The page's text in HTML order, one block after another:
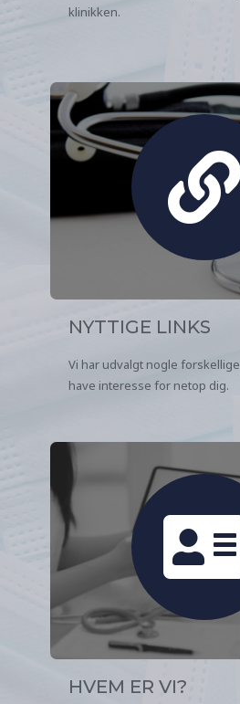
klinikken.
NYTTIGE LINKS
Vi har udvalgt nogle
have interesse for netop dig.
HVEM ER VI?